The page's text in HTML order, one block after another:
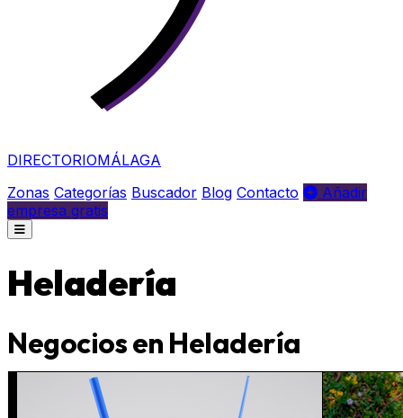
DIRECTORIOMÁLAGA
Zonas Categorías Buscador Blog Contacto
Añadir
empresa gratis
Heladería
Negocios en Heladería